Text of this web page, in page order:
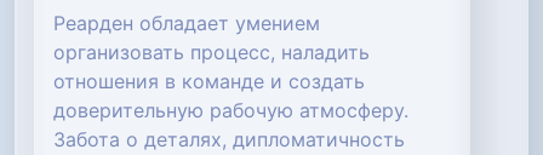
Реарден обладает умением
организовать процесс, наладить
отношения в команде и создать
доверительную рабочую атмосферу.
Забота о деталях, дипломатичность